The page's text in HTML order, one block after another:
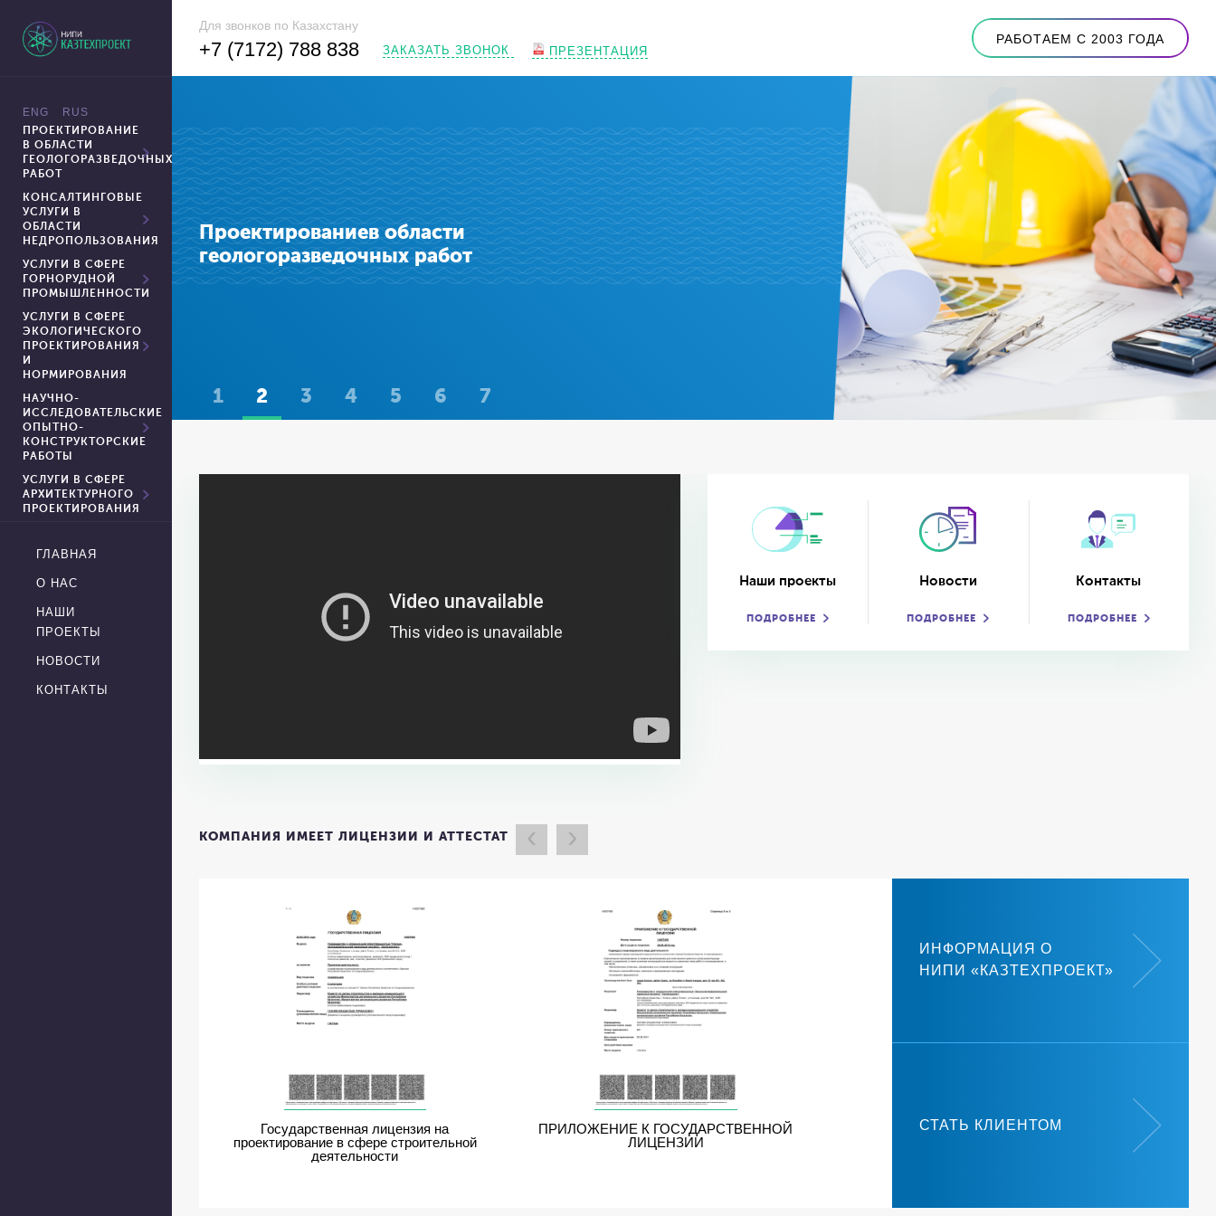
Для звонков по Казахстану
+7 (7172) 788 838 ЗАКАЗАТЬ ЗВОНОК ПРЕЗЕНТАЦИЯ
РАБОТАЕМ С 2003 ГОДА
ПРОЕКТИРОВАНИЕ
В ОБЛАСТИ
ГЕОЛОГОРАЗВЕДОЧНЫХ
РАБОТ
КОНСАЛТИНГОВЫЕ
УСЛУГИ В
ОБЛАСТИ
НЕДРОПОЛЬЗОВАНИЯ
УСЛУГИ В СФЕРЕ
ГОРНОРУДНОЙ
ПРОМЫШЛЕННОСТИ
УСЛУГИ В СФЕРЕ
ЭКОЛОГИЧЕСКОГО
ПРОЕКТИРОВАНИЯ
И
НОРМИРОВАНИЯ
НАУЧНО-
ИССЛЕДОВАТЕЛЬСКИЕ
ОПЫТНО-
КОНСТРУКТОРСКИЕ
РАБОТЫ
УСЛУГИ В СФЕРЕ
АРХИТЕКТУРНОГО
ПРОЕКТИРОВАНИЯ
ГЛАВНАЯ
О НАС
НАШИ
ПРОЕКТЫ
НОВОСТИ
КОНТАКТЫ
Проектированиев области
геологоразведочных работ
1 2 3 4 5 6 7
Наши проекты
ПОДРОБНЕЕ
Новости
ПОДРОБНЕЕ
Контакты
ПОДРОБНЕЕ
КОМПАНИЯ ИМЕЕТ ЛИЦЕНЗИИ И АТТЕСТАТ ‹ ›
Государственная лицензия на
проектирование в сфере строительной
деятельности
ПРИЛОЖЕНИЕ К ГОСУДАРСТВЕННОЙ
ЛИЦЕНЗИИ
ИНФОРМАЦИЯ О
НИПИ «КАЗТЕХПРОЕКТ»
СТАТЬ КЛИЕНТОМ